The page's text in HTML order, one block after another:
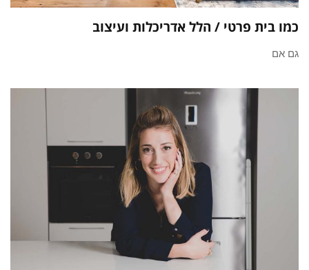
כמו בית פרטי / הלל אדריכלות ועיצוב
גם אם